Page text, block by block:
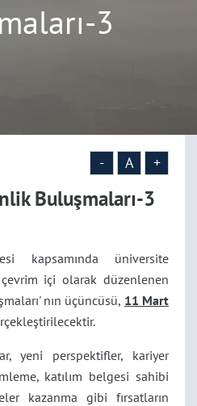
3
- A +
Buluşmaları-3
kapsamında üniversite
içi olarak düzenlenen
nın üçüncüsü, 11 Mart
yeni perspektifler, kariyer
katılım belgesi sahibi
kazanma gibi fırsatların